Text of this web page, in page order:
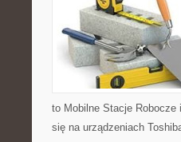
to Mobilne Stacje Robocze
się na urządzeniach